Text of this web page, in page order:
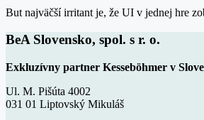
But najväčší irritant je, že UI v jednej hre
BeA Slovensko, spol. s r. o.
Exkluzívny partner Kesseböhmer v
Ul. M. Pišúta 4002
031 01 Liptovský Mikuláš